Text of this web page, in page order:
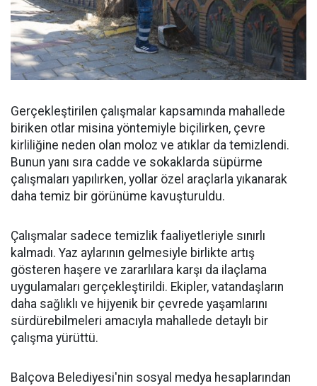
Gerçekleştirilen çalışmalar kapsamında mahallede
biriken otlar misina yöntemiyle biçilirken, çevre
kirliliğine neden olan moloz ve atıklar da temizlendi.
Bunun yanı sıra cadde ve sokaklarda süpürme
çalışmaları yapılırken, yollar özel araçlarla yıkanarak
daha temiz bir görünüme kavuşturuldu.
Çalışmalar sadece temizlik faaliyetleriyle sınırlı
kalmadı. Yaz aylarının gelmesiyle birlikte artış
gösteren haşere ve zararlılara karşı da ilaçlama
uygulamaları gerçekleştirildi. Ekipler, vatandaşların
daha sağlıklı ve hijyenik bir çevrede yaşamlarını
sürdürebilmeleri amacıyla mahallede detaylı bir
çalışma yürüttü.
Balçova Belediyesi'nin sosyal medya hesaplarından